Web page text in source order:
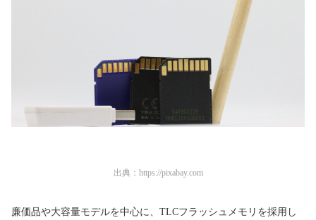
出典： https://pixabay.com
廉価品や大容量モデルを中心に、TLCフラッシュメモリを採用し